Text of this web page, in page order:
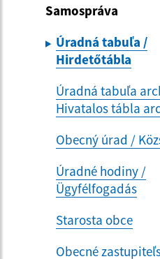
Samospráva
Úradná tabuľa /
Hirdetőtábla
Úradná tabuľa
Hivatalos tábla
Obecný úrad /
Úradné hodiny /
Ügyfélfogadás
Starosta obce
Obecné